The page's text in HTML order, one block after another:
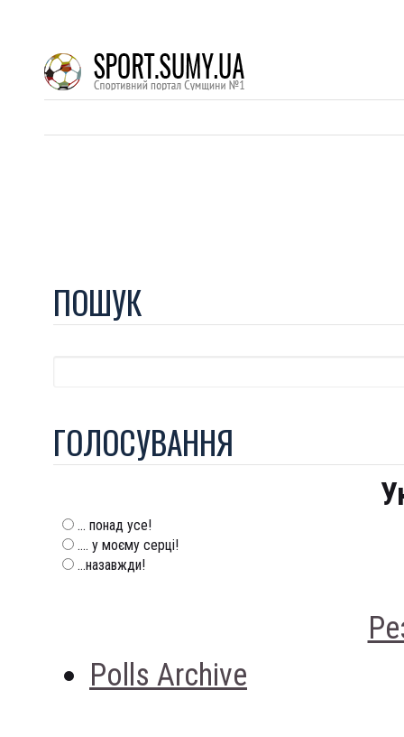
ПОШУК
ГОЛОСУВАННЯ
... понад усе!
.... у моєму серці!
...назавжди!
Polls Archive